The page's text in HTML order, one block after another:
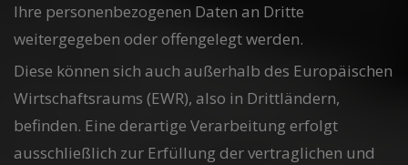
Ihre personenbezogenen Daten an Dritte
weitergegeben oder offengelegt werden.
Diese können sich auch außerhalb des Europäischen
Wirtschaftsraums (EWR), also in Drittländern,
befinden. Eine derartige Verarbeitung erfolgt
ausschließlich zur Erfüllung der vertraglichen und